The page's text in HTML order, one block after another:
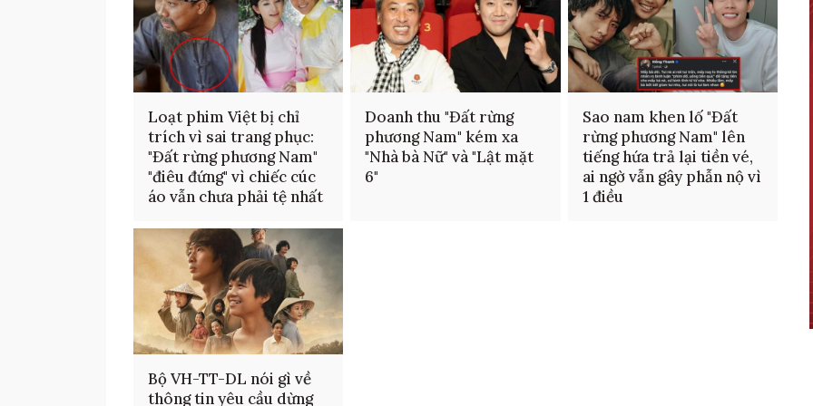
Loạt phim Việt bị chỉ
trích vì sai trang phục:
"Đất rừng phương Nam"
"điêu đứng" vì chiếc cúc
áo vẫn chưa phải tệ nhất
Doanh thu "Đất rừng
phương Nam" kém xa
"Nhà bà Nữ" và "Lật mặt
6"
Sao nam khen lố "Đất
rừng phương Nam" lên
tiếng hứa trả lại tiền vé,
ai ngờ vẫn gây phẫn nộ vì
1 điều
Bộ VH-TT-DL nói gì về
thông tin yêu cầu dừng